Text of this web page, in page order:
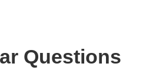
Questions